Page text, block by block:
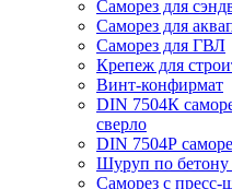
Саморез для
Саморез для
Саморез для ГВЛ
Крепеж для
Винт-конфирмат
DIN 7504К
сверло
DIN 7504Р
Шуруп по бетону
Саморез с пресс-